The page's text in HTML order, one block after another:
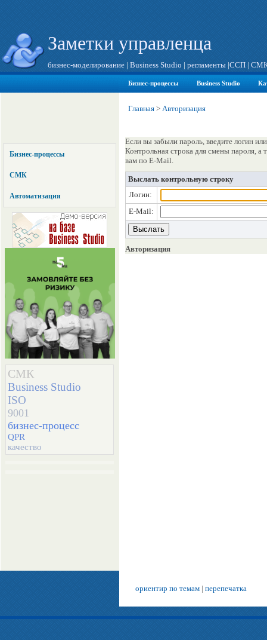
Заметки управленца
бизнес-моделирование | Business Studio | регламенты |ССП |
Бизнес-процессы Business Studio
Бизнес-процессы
СМК
Автоматизация
СМК
Business Studio
ISO
9001
бизнес-процесс
QPR
качество
Главная > Авторизация
Если вы забыли пароль, введите логин
Контрольная строка для смены пароля,
вам по E-Mail.
Выслать контрольную строку
Логин:
E-Mail:
Авторизация
ориентир по темам | перепечатка